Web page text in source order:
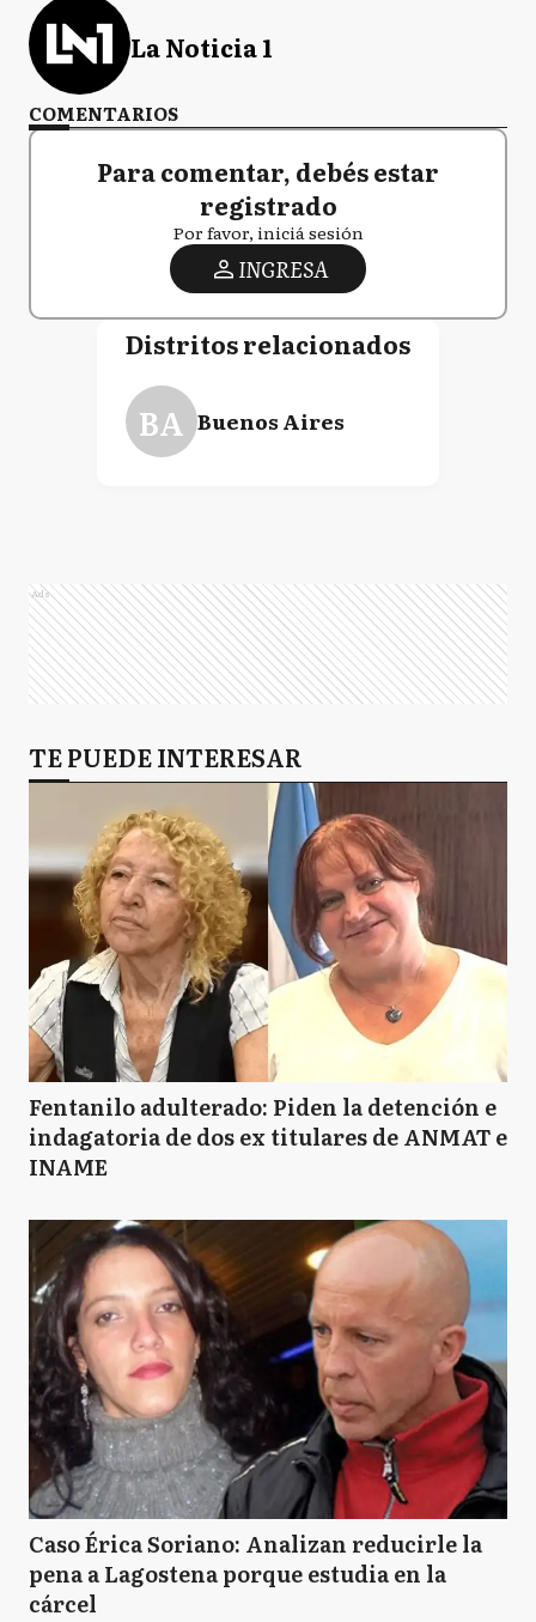
La Noticia 1
COMENTARIOS
Para comentar, debés estar
registrado
Por favor, iniciá sesión
INGRESA
Distritos relacionados
BA Buenos Aires
Ads
TE PUEDE INTERESAR
Fentanilo adulterado: Piden la detención e
indagatoria de dos ex titulares de ANMAT e
INAME
Caso Érica Soriano: Analizan reducirle la
pena a Lagostena porque estudia en la
cárcel